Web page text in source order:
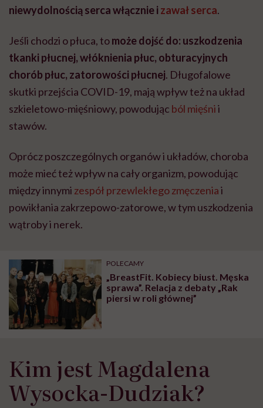
niewydolnością serca włącznie ⁠i zawał serca.
Jeśli chodzi o płuca, tomoże dojść do: uszkodzenia
tkanki płucnej⁠, włóknienia płuc⁠, obturacyjnych
chorób płuc⁠, zatorowości płucnej. Długofalowe
skutki przejścia COVID-19, mają wpływ też na układ
szkieletowo-mięśniowy, powodując ból mięśnii
stawów.
Oprócz poszczególnych organów i układów, choroba
może mieć też wpływ na cały organizm, powodując
między innymi zespół przewlekłego zmęczenia⁠ i
powikłania zakrzepowo-zatorowe, w tym uszkodzenia
wątroby i nerek⁠.
POLECAMY
„BreastFit. Kobiecy biust. Męska
sprawa”. Relacja z debaty „Rak
piersi w roli głównej”
Kim jest Magdalena
Wysocka-Dudziak?